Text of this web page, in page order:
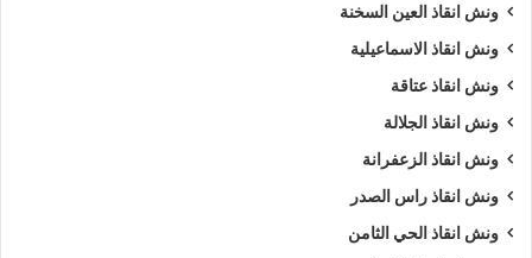
ونش انقاذ العين السخنة
ونش انقاذ الاسماعيلية
ونش انقاذ عتاقة
ونش انقاذ الجلالة
ونش انقاذ الزعفرانة
ونش انقاذ راس الصدر
ونش انقاذ الحي الثامن